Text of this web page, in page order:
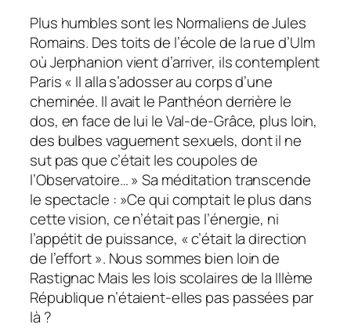
Plus humbles sont les Normaliens de Jules
Romains. Des toits de l’école de la rue d’Ulm
où Jerphanion vient d’arriver, ils contemplent
Paris « Il alla s’adosser au corps d’une
cheminée. Il avait le Panthéon derrière le
dos, en face de lui le Val-de-Grâce, plus loin,
des bulbes vaguement sexuels, dont il ne
sut pas que c’était les coupoles de
l’Observatoire… » Sa méditation transcende
le spectacle : »Ce qui comptait le plus dans
cette vision, ce n’était pas l’énergie, ni
l’appétit de puissance, « c’était la direction
de l’effort ». Nous sommes bien loin de
Rastignac Mais les lois scolaires de la IIIème
République n’étaient-elles pas passées par
là ?